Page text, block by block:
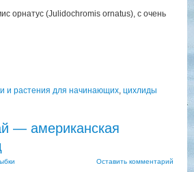
орнатус (Julidochromis ornatus), с очень
и растения для начинающих, цихлиды
— американская
Оставить комментарий